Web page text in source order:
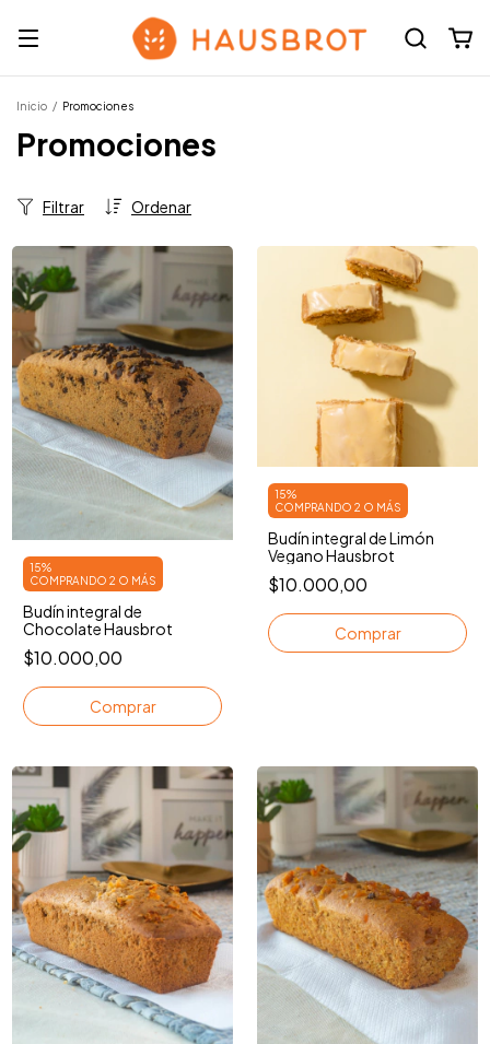
Inicio / Promociones
Promociones
Ordenar
Filtrar
15%
COMPRANDO 2 O MÁS
Budín integral de
Chocolate Hausbrot
$10.000,00
15%
COMPRANDO 2 O MÁS
Budín integral de Limón
Vegano Hausbrot
$10.000,00